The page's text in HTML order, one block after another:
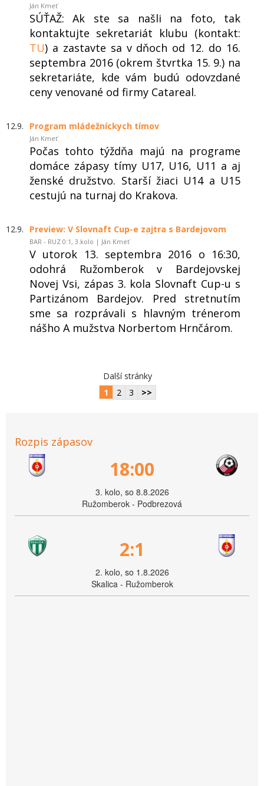
Ján Kmeť
SÚŤAŽ: Ak ste sa našli na foto, tak
kontaktujte sekretariát klubu (kontakt:
TU) a zastavte sa v dňoch od 12. do 16.
septembra 2016 (okrem štvrtka 15. 9.) na
sekretariáte, kde vám budú odovzdané
ceny venované od firmy Catareal.
12.9. Program mládežníckych tímov
Ján Kmeť
Počas tohto týždňa majú na programe
domáce zápasy tímy U17, U16, U11 a aj
ženské družstvo. Starší žiaci U14 a U15
cestujú na turnaj do Krakova.
12.9. Preview: V Slovnaft Cup-e zajtra s Bardejovom
BAR - RUZ 0:1, 3.kolo | Ján Kmeť
V utorok 13. septembra 2016 o 16:30,
odohrá Ružomberok v Bardejovskej
Novej Vsi, zápas 3. kola Slovnaft Cup-u s
Partizánom Bardejov. Pred stretnutím
sme sa rozprávali s hlavným trénerom
nášho A mužstva Norbertom Hrnčárom.
Další stránky
1
2 3 >>
Rozpis zápasov
18:00
3. kolo, so 8.8.2026
Ružomberok - Podbrezová
2:1
2. kolo, so 1.8.2026
Skalica - Ružomberok